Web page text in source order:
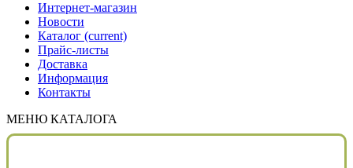
Интернет-магазин
Новости
Каталог (current)
Прайс-листы
Доставка
Информация
Контакты
МЕНЮ КАТАЛОГА